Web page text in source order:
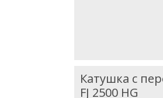
Катушка с
FJ 2500 HG